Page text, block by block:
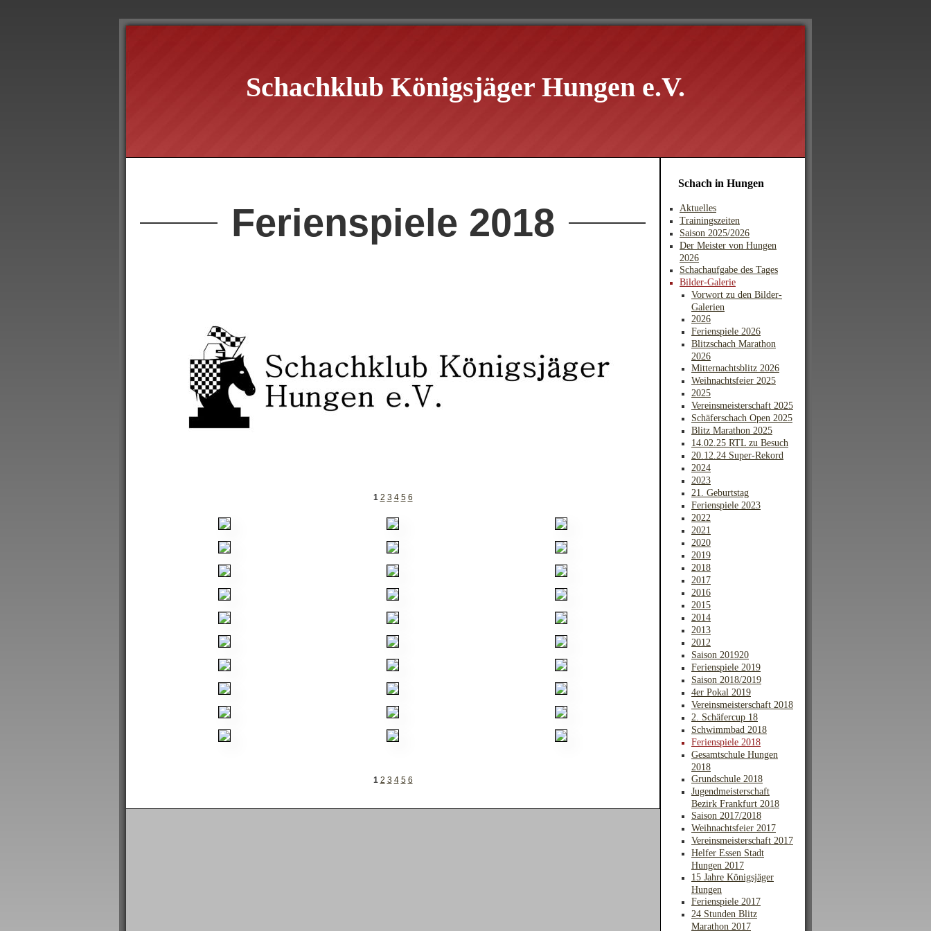
Schachklub Königsjäger Hungen e.V.
Ferienspiele 2018
1 2 3 4 5 6
1 2 3 4 5 6
Schach in Hungen
Aktuelles
Trainingszeiten
Saison 2025/2026
Der Meister von Hungen
2026
Schachaufgabe des Tages
Bilder-Galerie
Vorwort zu den Bilder-
Galerien
2026
Ferienspiele 2026
Blitzschach Marathon
2026
Mitternachtsblitz 2026
Weihnachtsfeier 2025
2025
Vereinsmeisterschaft 2025
Schäferschach Open 2025
Blitz Marathon 2025
14.02.25 RTL zu Besuch
20.12.24 Super-Rekord
2024
2023
21. Geburtstag
Ferienspiele 2023
2022
2021
2020
2019
2018
2017
2016
2015
2014
2013
2012
Saison 201920
Ferienspiele 2019
Saison 2018/2019
4er Pokal 2019
Vereinsmeisterschaft 2018
2. Schäfercup 18
Schwimmbad 2018
Ferienspiele 2018
Gesamtschule Hungen
2018
Grundschule 2018
Jugendmeisterschaft
Bezirk Frankfurt 2018
Saison 2017/2018
Weihnachtsfeier 2017
Vereinsmeisterschaft 2017
Helfer Essen Stadt
Hungen 2017
15 Jahre Königsjäger
Hungen
Ferienspiele 2017
24 Stunden Blitz
Marathon 2017